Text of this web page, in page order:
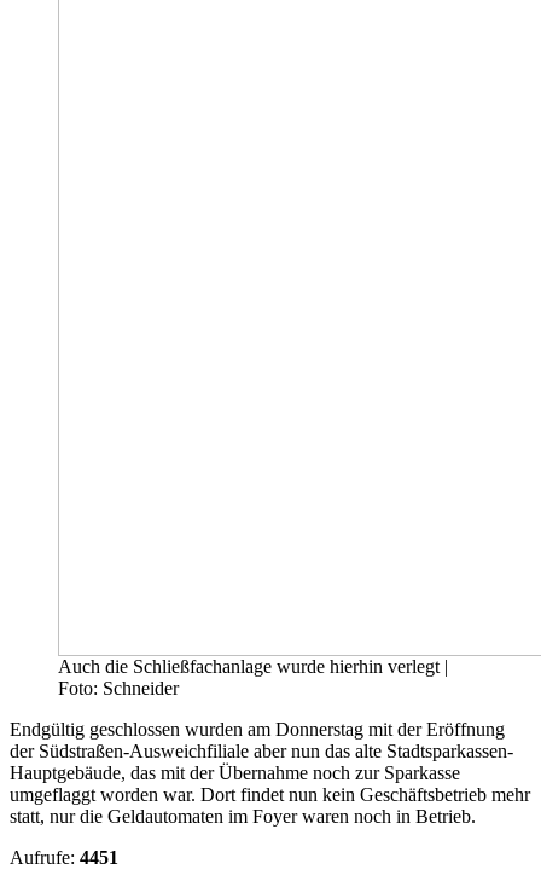
Auch die Schließfachanlage wurde hierhin verlegt |
Foto: Schneider
Endgültig geschlossen wurden am Donnerstag mit der Eröffnung
der Südstraßen-Ausweichfiliale aber nun das alte Stadtsparkassen-
Hauptgebäude, das mit der Übernahme noch zur Sparkasse
umgeflaggt worden war. Dort findet nun kein Geschäftsbetrieb mehr
statt, nur die Geldautomaten im Foyer waren noch in Betrieb.
Aufrufe: 4451